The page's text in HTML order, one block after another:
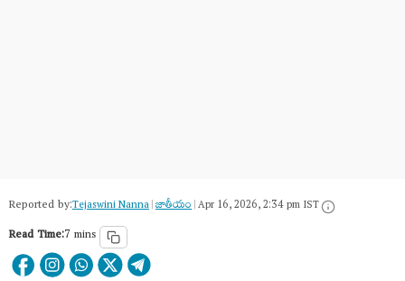
Reported by:Tejaswini Nanna|జాతీయం|Apr 16, 2026, 2:34 pm IST
Read Time:7 mins